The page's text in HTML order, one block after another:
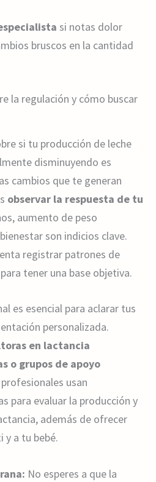
si notas dolor
bruscos en la cantidad
la regulación y cómo buscar
si tu producción de leche
disminuyendo es
cambios que te generan
observar la respuesta de tu
aumento de peso
son indicios clave.
registrar patrones de
tener una base objetiva.
es esencial para aclarar tus
personalizada.
en lactancia
o grupos de apoyo
usan
para evaluar la producción y
además de ofrecer
y a tu bebé.
No esperes a que la